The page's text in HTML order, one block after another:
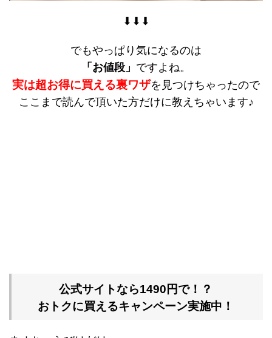
⬇︎⬇︎⬇︎
でもやっぱり気になるのは
「お値段」 ですよね。
実は超お得に買える裏ワザを見つけちゃったので
ここまで読んで頂いた方だけに教えちゃいます♪
公式サイトなら1490円で！？
おトクに買えるキャンペーン実施中！